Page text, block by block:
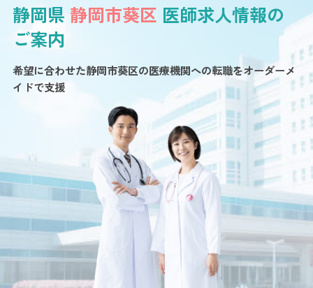
静岡県 静岡市葵区 医師求人情報の
ご案内
希望に合わせた静岡市葵区の医療機関への転職をオーダーメ
イドで支援